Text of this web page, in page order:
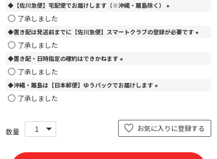
◆【佐川急便】宅配便でお届けします（※沖縄・離島除く）
須
了承しました
◆置き配は発送前までに【佐川急便】スマートクラブの登録が必要です
了承しました
◆置き配・日時指定の確約はできかねます
須
了承しました
◆沖縄・離島は【日本郵便】ゆうパックでお届けします
)
了承しました
お気に入りに登録する